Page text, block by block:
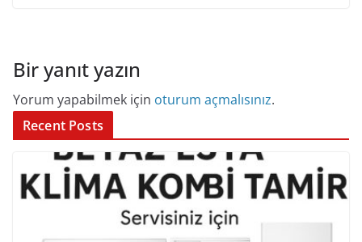
Bir yanıt yazın
Yorum yapabilmek için oturum açmalısınız.
Recent Posts